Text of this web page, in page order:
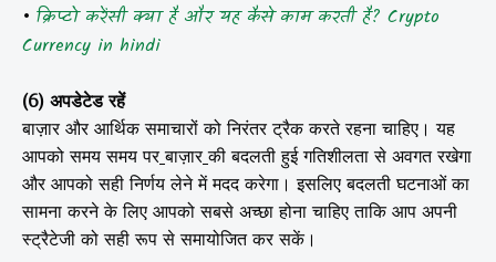
• क्रिप्टो करेंसी क्या है और यह कैसे काम करती है? Crypto
Currency in hindi
(6) अपडेटेड रहें
बाज़ार और आर्थिक समाचारों को निरंतर ट्रैक करते रहना चाहिए। यह
आपको समय समय पर बाज़ार की बदलती हुई गतिशीलता से अवगत रखेगा
और आपको सही निर्णय लेने में मदद करेगा। इसलिए बदलती घटनाओं का
सामना करने के लिए आपको सबसे अच्छा होना चाहिए ताकि आप अपनी
स्ट्रैटेजी को सही रूप से समायोजित कर सकें।